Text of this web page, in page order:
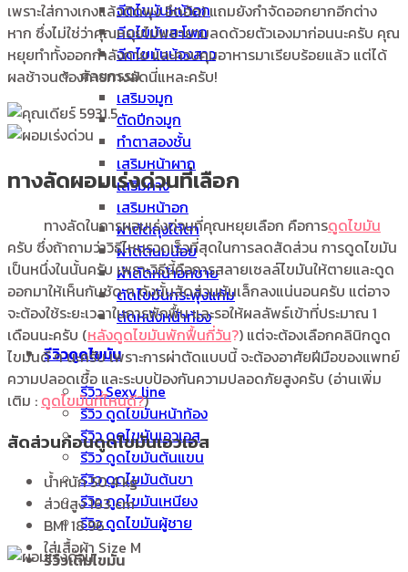
ฉีดไขมันหน้าอก
ฉีดไขมันสะโพก
ฉีดไขมันน้องสาว
ศัลยกรรม
เสริมจมูก
ตัดปีกจมูก
ทำตาสองชั้น
เสริมหน้าผาก
เสริมคาง
เสริมหน้าอก
ผ่าตัดถุงใต้ตา
ผ่าตัดนมน้อย
ผ่าตัดหน้าอกชาย
ตัดไขมันกระพุ้งแก้ม
ตัดหนังหน้าท้อง
รีวิวดูดไขมัน
รีวิว Sexy line
รีวิว ดูดไขมันหน้าท้อง
รีวิว ดูดไขมันเอวเอส
รีวิว ดูดไขมันต้นแขน
รีวิว ดูดไขมันต้นขา
รีวิว ดูดไขมันเหนียง
รีวิว ดูดไขมันผู้ชาย
รีวิวเติมไขมัน
เพราะใส่กางเกงแล้วติดพุง อึดอัด) แถมยังกำจัดออกยากอีกต่าง
หาก ซึ่งไม่ใช่ว่าคุณหยุยไม่พยายามลดด้วยตัวเองมาก่อนนะครับ คุณ
หยุยทำทั้งออกกำลังกาย และควบคุมอาหารมาเรียบร้อยแล้ว แต่ได้
ผลช้าจนต้องการทางลัดนี่แหละครับ!
ทางลัดผอมเร่งด่วนที่เลือก
ทางลัดในการผอมเร่งด่วนที่คุณหยุยเลือก คือการดูดไขมัน
ครับ ซึ่งถ้าถามว่าวิธีไหนรวดเร็วที่สุดในการลดสัดส่วน การดูดไขมัน
เป็นหนึ่งในนั้นครับ เพราะวิธีนี้คือการสลายเซลล์ไขมันให้ตายและดูด
ออกมาให้เห็นกันชัด ๆ ดังนั้นสัดส่วนมันเล็กลงแน่นอนครับ แต่อาจ
จะต้องใช้ระยะเวลาในการพักฟื้น และรอให้ผลลัพธ์เข้าที่ประมาณ 1
เดือนนะครับ (หลังดูดไขมันพักฟื้นกี่วัน?) แต่จะต้องเลือกคลินิกดูด
ไขมันดี ๆ นะครับ เพราะการผ่าตัดแบบนี้ จะต้องอาศัยฝีมือของแพทย์
ความปลอดเชื้อ และระบบป้องกันความปลอดภัยสูงครับ (อ่านเพิ่ม
เติม : ดูดไขมันที่ไหนดี?)
สัดส่วนก่อนดูดไขมันเอวเอส
น้ำหนัก 50.4 kg
ส่วนสูง 163 cm
BMI 18.96
ใส่เสื้อผ้า Size M